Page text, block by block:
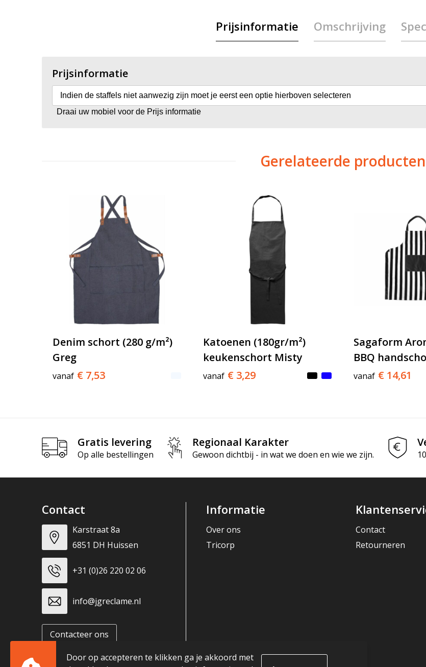
Prijsinformatie Omschrijving
Prijsinformatie
Indien de staffels niet aanwezig zijn moet je eerst een optie hierboven selecteren
Draai uw mobiel voor de Prijs informatie
Gerelateerde producten
Denim schort (280 g/m²)
Greg
vanaf € 7,53
Katoenen (180gr/m²)
keukenschort Misty
vanaf € 3,29
Sagaform
BBQ
vanaf € 14,61
Gratis levering
Op alle bestellingen
Regionaal Karakter
Gewoon dichtbij - in wat we doen en wie we zijn.
Contact
Karstraat 8a
6851 DH Huissen
+31 (0)26 220 02 06
info@jgreclame.nl
Contacteer ons
Informatie
Over ons
Tricorp
Contact
Retourneren
Door op accepteren te klikken ga je akkoord met